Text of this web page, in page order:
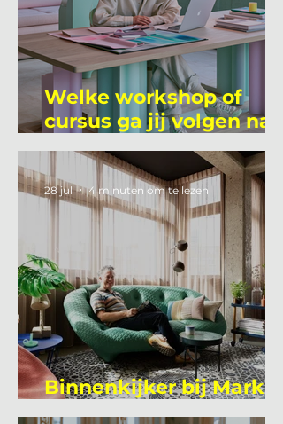
Welke workshop of
cursus ga jij volgen na
je vakantie?
Binnenkijker bij Mark
Mutsaers
28 jul 4 minuten om te lezen